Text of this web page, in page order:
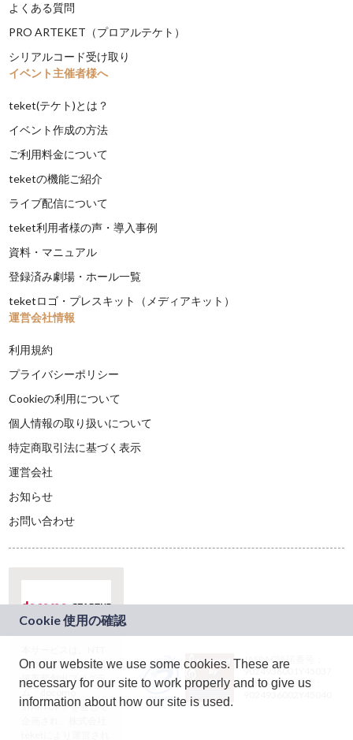
よくある質問
PRO ARTEKET（プロアルテケト）
シリアルコード受け取り
イベント主催者様へ
teket(テケト)とは？
イベント作成の方法
ご利用料金について
teketの機能ご紹介
ライブ配信について
teket利用者様の声・導入事例
資料・マニュアル
登録済み劇場・ホール一覧
teketロゴ・プレスキット（メディアキット）
運営会社情報
利用規約
プライバシーポリシー
Cookieの利用について
個人情報の取り扱いについて
特定商取引法に基づく表示
運営会社
お知らせ
お問い合わせ
ドコモグループの新
規事業創出プログラ
ム「docomo
STARTUP」を通じて
JASRAC許諾番号：
9024936001Y45037
JASRAC許諾番号：
On our website we use some cookies. These are
necessary for our site to work properly and to give us
information about how our site is used.